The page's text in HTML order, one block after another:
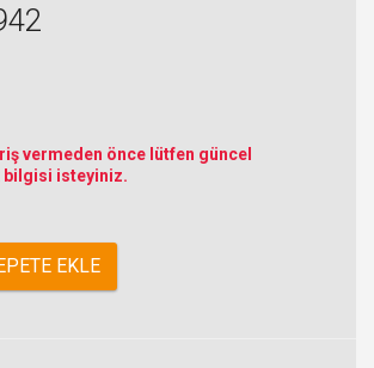
vermeden önce lütfen güncel
bilgisi isteyiniz.
EKLE